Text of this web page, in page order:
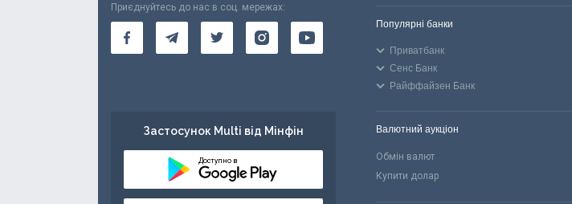
Приєднуйтесь до нас в соц. мережах:
Застосунок Multi від Мінфін
Доступно в
Популярні банки
Приватбанк
Сенс Банк
Райффайзен Банк
Валютний аукціон
Обмін валют
Купити долар